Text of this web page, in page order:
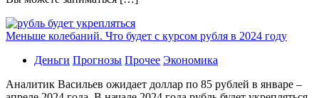
Меньше колебаний. Что будет с курсом рубля в 2024 году
Деньги Прогнозы Прочее Экономика
Аналитик Васильев ожидает доллар по 85 рублей в январе –